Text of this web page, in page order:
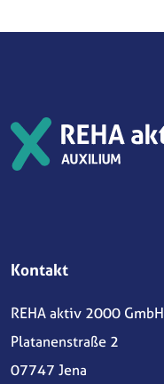
Kontakt
REHA aktiv 2000 GmbH
Platanenstraße 2
07747 Jena